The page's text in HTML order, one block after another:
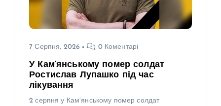
7 Серпня, 2026 0 Коментарі
У Кам’янському помер солдат
Ростислав Лупашко під час
лікування
2 серпня у Кам’янському помер солдат